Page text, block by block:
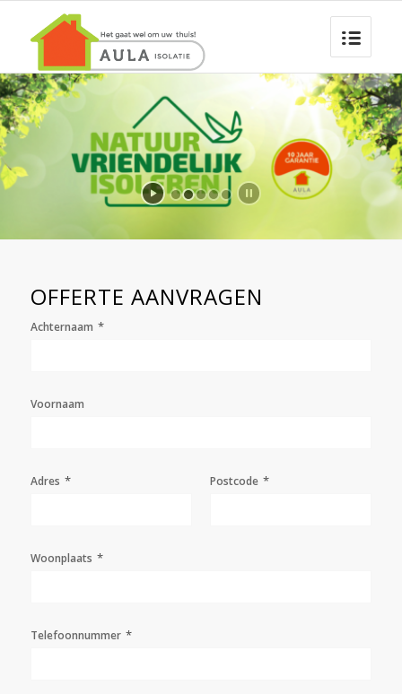
OFFERTE AANVRAGEN
Achternaam *
Voornaam
Adres * Postcode *
Woonplaats *
Telefoonnummer *